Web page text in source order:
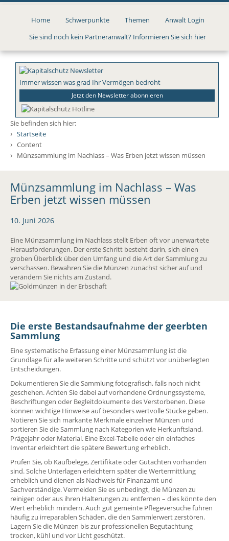
Direkt
Home Schwerpunkte Themen
Anwalt Login
Sie sind noch kein Partneranwalt? Informieren Sie sich hier
Immer wissen was grad Ihr Vermögen bedroht
Jetzt den Newsletter abonnieren
Sie befinden sich hier:
› Startseite
› Content
› Münzsammlung im Nachlass – Was Erben jetzt wissen müssen
Münzsammlung im Nachlass – Was
Erben jetzt wissen müssen
10. Juni 2026
Eine Münzsammlung im Nachlass stellt Erben oft vor unerwartete
Herausforderungen. Der erste Schritt besteht darin, sich einen
groben Überblick über den Umfang und die Art der Sammlung zu
verschassen. Bewahren Sie die Münzen zunächst sicher auf und
verändern Sie nichts am Zustand.
Die erste Bestandsaufnahme der geerbten
Sammlung
Eine systematische Erfassung einer Münzsammlung ist die
Grundlage für alle weiteren Schritte und schützt vor unüberlegten
Entscheidungen.
Dokumentieren Sie die Sammlung fotografisch, falls noch nicht
geschehen. Achten Sie dabei auf vorhandene Ordnungssysteme,
Beschriftungen oder Begleitdokumente des Verstorbenen. Diese
können wichtige Hinweise auf besonders wertvolle Stücke geben.
Notieren Sie sich markante Merkmale einzelner Münzen und
sortieren Sie die Sammlung nach Kategorien wie Herkunftsland,
Prägejahr oder Material. Eine Excel-Tabelle oder ein einfaches
Inventar erleichtert die spätere Bewertung erheblich.
Prüfen Sie, ob Kaufbelege, Zertifikate oder Gutachten vorhanden
sind. Solche Unterlagen erleichtern später die Wertermittlung
erheblich und dienen als Nachweis für Finanzamt und
Sachverständige. Vermeiden Sie es unbedingt, die Münzen zu
reinigen oder aus ihren Halterungen zu entfernen – dies könnte den
Wert erheblich mindern. Auch gut gemeinte Pflegeversuche führen
häufig zu irreparablen Schäden, die den Sammlerwert zerstören.
Lagern Sie die Münzen bis zur professionellen Begutachtung
trocken, kühl und vor Licht geschützt.